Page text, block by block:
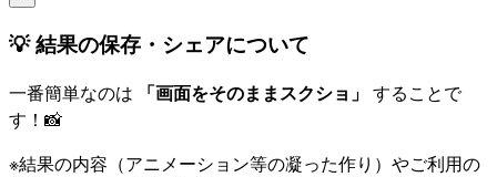
💡 結果の保存・シェアについて
一番簡単なのは 「画面をそのままスクショ」 することで
す！📸
※結果の内容（アニメーション等の凝った作り）やご利用の